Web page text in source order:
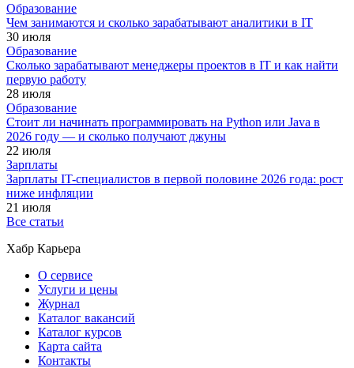
Образование
Чем занимаются и сколько зарабатывают аналитики в IT
30 июля
Образование
Сколько зарабатывают менеджеры проектов в IT и как найти
первую работу
28 июля
Образование
Стоит ли начинать программировать на Python или Java в
2026 году — и сколько получают джуны
22 июля
Зарплаты
Зарплаты IT-специалистов в первой половине 2026 года: рост
ниже инфляции
21 июля
Все статьи
Хабр Карьера
О сервисе
Услуги и цены
Журнал
Каталог вакансий
Каталог курсов
Карта сайта
Контакты